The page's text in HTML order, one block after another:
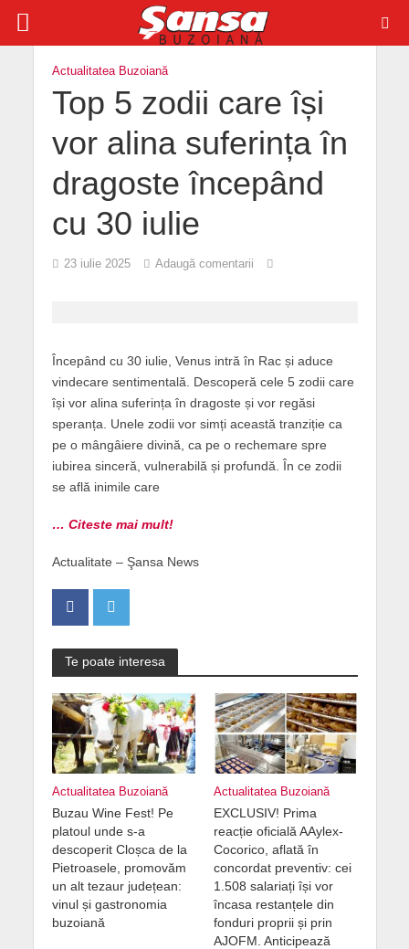
Actualitatea Buzoiană
Top 5 zodii care își
vor alina suferința în
dragoste începând
cu 30 iulie
23 iulie 2025 Adaugă comentarii
Începând cu 30 iulie, Venus intră în Rac și aduce
vindecare sentimentală. Descoperă cele 5 zodii care
își vor alina suferința în dragoste și vor regăsi
speranța. Unele zodii vor simți această tranziție ca
pe o mângâiere divină, ca pe o rechemare spre
iubirea sinceră, vulnerabilă și profundă. În ce zodii
se află inimile care
… Citeste mai mult!
Actualitate – Şansa News
Te poate interesa
Actualitatea Buzoiană
Buzau Wine Fest! Pe
platoul unde s-a
descoperit Cloșca de la
Pietroasele, promovăm
un alt tezaur județean:
vinul și gastronomia
buzoiană
Actualitatea Buzoiană
EXCLUSIV! Prima
reacție oficială AAylex-
Cocorico, aflată în
concordat preventiv: cei
1.508 salariați își vor
încasa restanțele din
fonduri proprii și prin
AJOFM. Anticipează